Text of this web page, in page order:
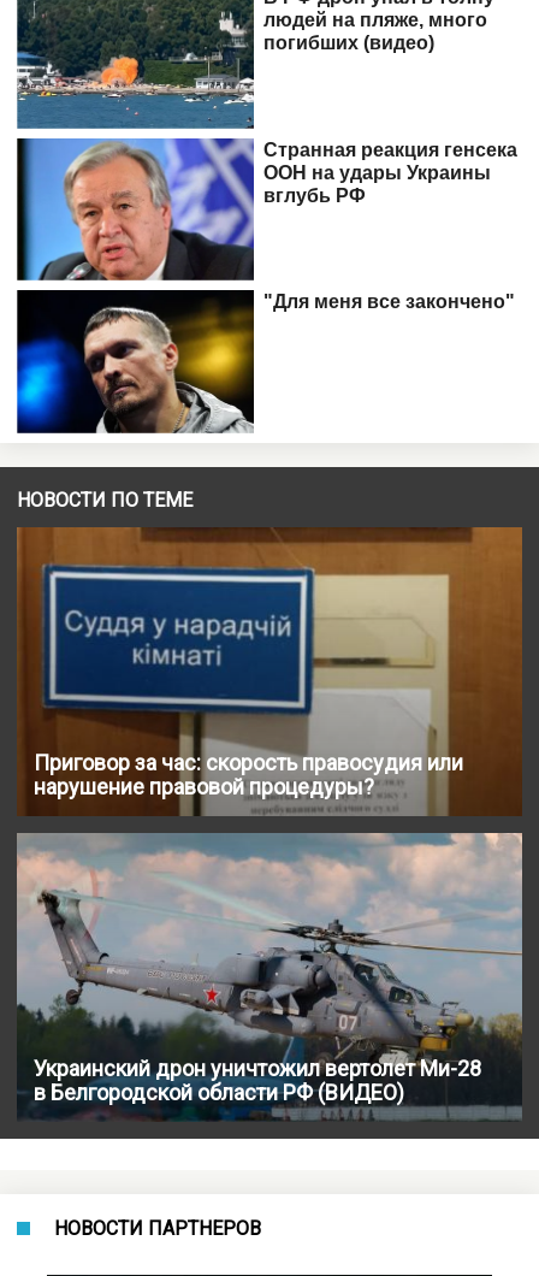
НОВОСТИ ПО ТЕМЕ
Приговор за час: скорость правосудия или
нарушение правовой процедуры?
Украинский дрон уничтожил вертолет Ми-28
в Белгородской области РФ (ВИДЕО)
НОВОСТИ ПАРТНЕРОВ